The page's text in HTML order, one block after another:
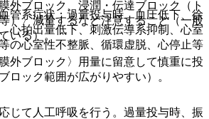
管系症状：過量投与時、血圧低下、徐
心拍出量低下、刺激伝導系抑制、心室
の心室性不整脈、循環虚脱、心停止等
じて人工呼吸を行う。過量投与時、振
外ブロック、浸潤・伝達ブロック（ト
）〉減量するなど注意すること（一般
いる）。
ブロック〉用量に留意して慎重に投
ロック範囲が広がりやすい）。